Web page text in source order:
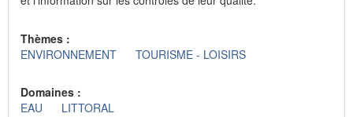
Thèmes :
ENVIRONNEMENT
TOURISME - LOISIRS
Domaines :
EAU
LITTORAL